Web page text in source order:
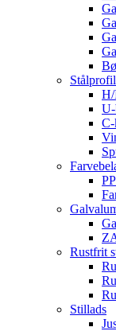
H/
C-
Rustfrit
Stillads